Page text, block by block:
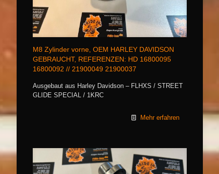
M8 Zylinder vorne, OEM HARLEY DAVIDSON
GEBRAUCHT, REFERENZEN: HD 16800095
16800092 // 21900049 21900037
Ausgebaut aus Harley Davidson – FLHXS / STREET
GLIDE SPECIAL / 1KRC
Mehr erfahren